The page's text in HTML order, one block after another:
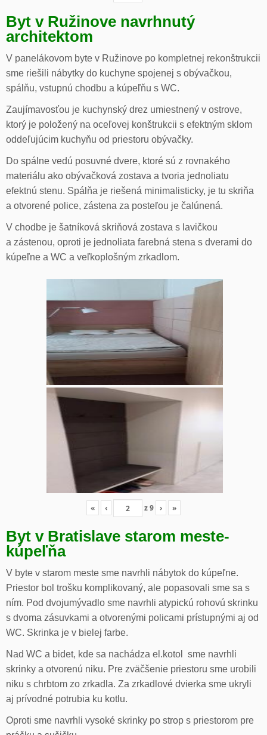
Byt v Ružinove navrhnutý
architektom
V panelákovom byte v Ružinove po kompletnej rekonštrukcii
sme riešili nábytky do kuchyne spojenej s obývačkou,
spálňu, vstupnú chodbu a kúpeľňu s WC.
Zaujímavosťou je kuchynský drez umiestnený v ostrove,
ktorý je položený na oceľovej konštrukcii s efektným sklom
oddeľujúcim kuchyňu od priestoru obývačky.
Do spálne vedú posuvné dvere, ktoré sú z rovnakého
materiálu ako obývačková zostava a tvoria jednoliatu
efektnú stenu. Spálňa je riešená minimalisticky, je tu skriňa
a otvorené police, zástena za posteľou je čalúnená.
V chodbe je šatníková skriňová zostava s lavičkou
a zástenou, oproti je jednoliata farebná stena s dverami do
kúpeľne a WC a veľkoplošným zrkadlom.
« ‹ z9 › »
Byt v Bratislave starom meste-
kúpeľňa
V byte v starom meste sme navrhli nábytok do kúpeľne.
Priestor bol trošku komplikovaný, ale popasovali sme sa s
ním. Pod dvojumývadlo sme navrhli atypickú rohovú skrinku
s dvoma zásuvkami a otvorenými policami prístupnými aj od
WC. Skrinka je v bielej farbe.
Nad WC a bidet, kde sa nachádza el.kotol sme navrhli
skrinky a otvorenú niku. Pre zväčšenie priestoru sme urobili
niku s chrbtom zo zrkadla. Za zrkadlové dvierka sme ukryli
aj prívodné potrubia ku kotlu.
Oproti sme navrhli vysoké skrinky po strop s priestorom pre